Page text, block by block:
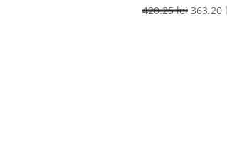
420.25lei Prețul
363.20